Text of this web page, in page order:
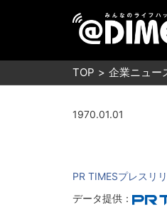
TOP 企業ニュー
1970.01.01
PR TIMESプレスリ
データ提供：